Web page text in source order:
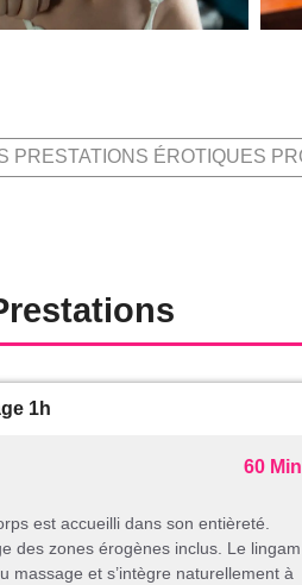
PRESTATIONS ÉROTIQUES
1h
60
est accueilli dans son entièreté.
des zones érogènes inclus. Le
massage et s’intègre naturellement à